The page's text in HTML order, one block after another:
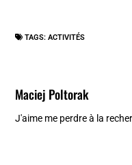
TAGS:ACTIVITÉS
Maciej Poltorak
J'aime me perdre à la